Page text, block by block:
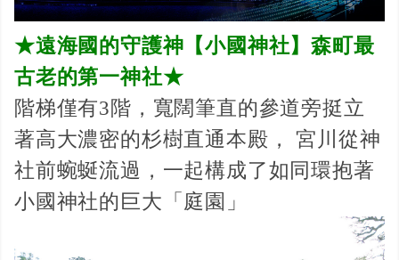
★遠海國的守護神【小國神社】森町最
古老的第一神社★
階梯僅有3階，寬闊筆直的參道旁挺立
著高大濃密的杉樹直通本殿， 宮川從神
社前蜿蜒流過，一起構成了如同環抱著
小國神社的巨大「庭園」